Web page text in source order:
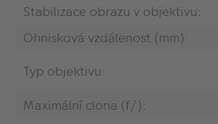
Stabilizace obrazu v objektivu:
Ohnisková vzdálenost (mm):
Typ objektivu:
Maximální clona (f/):